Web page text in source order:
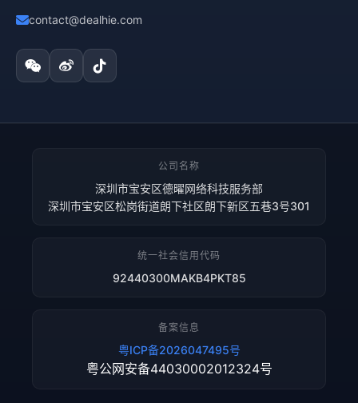
contact@dealhie.com
公司名称
深圳市宝安区德曜网络科技服务部
深圳市宝安区松岗街道朗下社区朗下新区五巷3号301
统一社会信用代码
92440300MAKB4PKT85
备案信息
粤ICP备2026047495号
粤公网安备44030002012324号